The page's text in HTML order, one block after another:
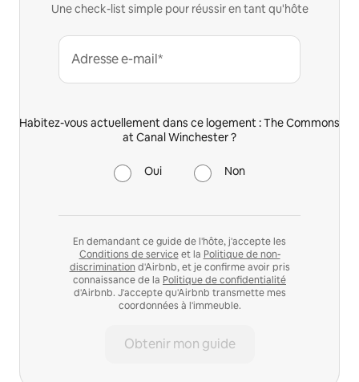
Une check-list simple pour réussir en tant qu'hôte
Adresse e-mail*
Habitez-vous actuellement dans ce logement : The Commons
at Canal Winchester ?
Oui Non
En demandant ce guide de l'hôte, j'accepte les
Conditions de serviceet la Politique de non-
discrimination d'Airbnb, et je confirme avoir pris
connaissance de la Politique de confidentialité
d'Airbnb. J'accepte qu'Airbnb transmette mes
coordonnées à l'immeuble.
Obtenir mon guide